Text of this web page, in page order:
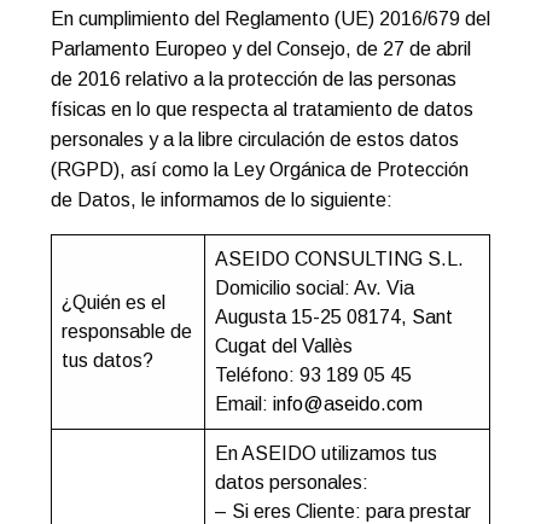
En cumplimiento del Reglamento (UE) 2016/679 del
Parlamento Europeo y del Consejo, de 27 de abril
de 2016 relativo a la protección de las personas
físicas en lo que respecta al tratamiento de datos
personales y a la libre circulación de estos datos
(RGPD), así como la Ley Orgánica de Protección
de Datos, le informamos de lo siguiente:
¿Quién es el
responsable de
tus datos?
ASEIDO CONSULTING S.L.
Domicilio social: Av. Via
Augusta 15-25 08174, Sant
Cugat del Vallès
Teléfono: 93 189 05 45
Email: info@aseido.com
En ASEIDO utilizamos tus
datos personales:
– Si eres Cliente: para prestar